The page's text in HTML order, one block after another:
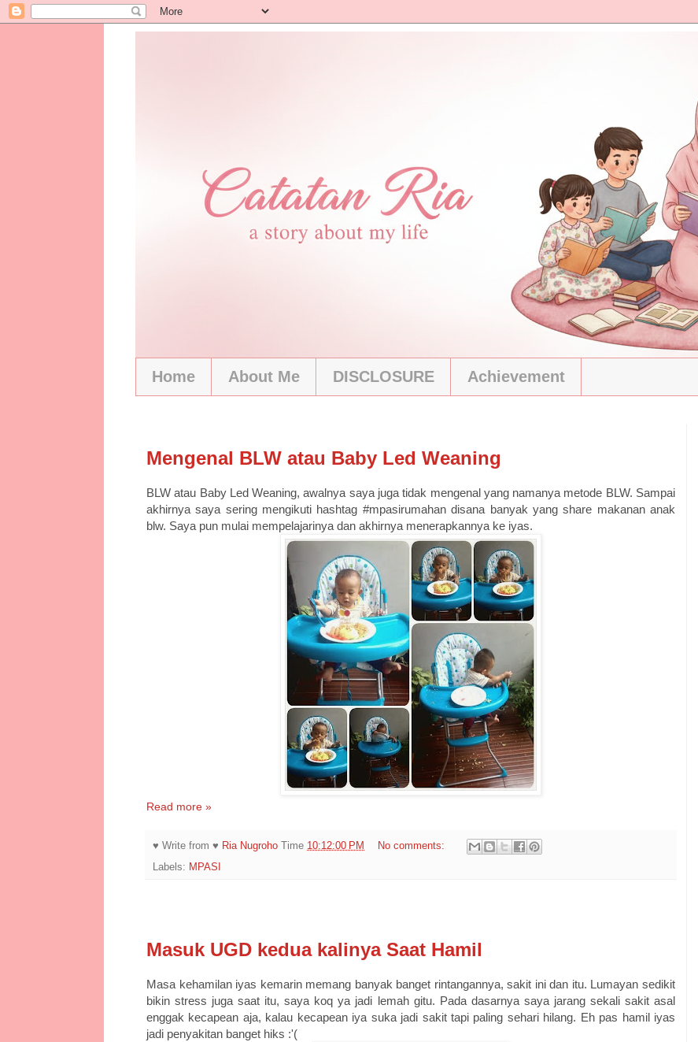
Home About Me DISCLOSURE Achievement
Mengenal BLW atau Baby Led Weaning
BLW atau Baby Led Weaning, awalnya saya juga tidak mengenal yang namanya metode BLW. Sampai
akhirnya saya sering mengikuti hashtag #mpasirumahan disana banyak yang share makanan anak
blw. Saya pun mulai mempelajarinya dan akhirnya menerapkannya ke iyas.
Read more »
♥ Write from ♥ Ria Nugroho Time 10:12:00 PM
No comments:
Labels: MPASI
Masuk UGD kedua kalinya Saat Hamil
Masa kehamilan iyas kemarin memang banyak banget rintangannya, sakit ini dan itu. Lumayan sedikit
bikin stress juga saat itu, saya koq ya jadi lemah gitu. Pada dasarnya saya jarang sekali sakit asal
enggak kecapean aja, kalau kecapean iya suka jadi sakit tapi paling sehari hilang. Eh pas hamil iyas
jadi penyakitan banget hiks :'(